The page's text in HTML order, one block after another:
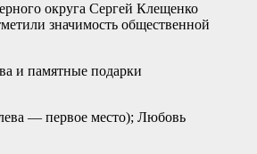
округа Сергей Клещенко
значимость общественной
и памятные подарки
— первое место); Любовь